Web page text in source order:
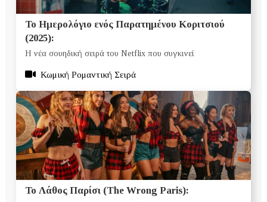
Το Ημερολόγιο ενός Παρατημένου Κοριτσιού
(2025):
Η νέα σουηδική σειρά του Netflix που συγκινεί
Κωμική Ρομαντική Σειρά
Το Λάθος Παρίσι (The Wrong Paris):